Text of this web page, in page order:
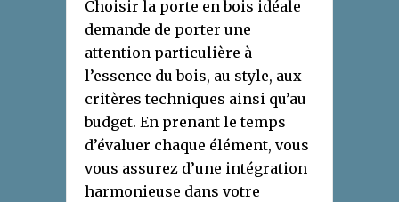
Choisir la porte en bois idéale
demande de porter une
attention particulière à
l’essence du bois, au style, aux
critères techniques ainsi qu’au
budget. En prenant le temps
d’évaluer chaque élément, vous
vous assurez d’une intégration
harmonieuse dans votre